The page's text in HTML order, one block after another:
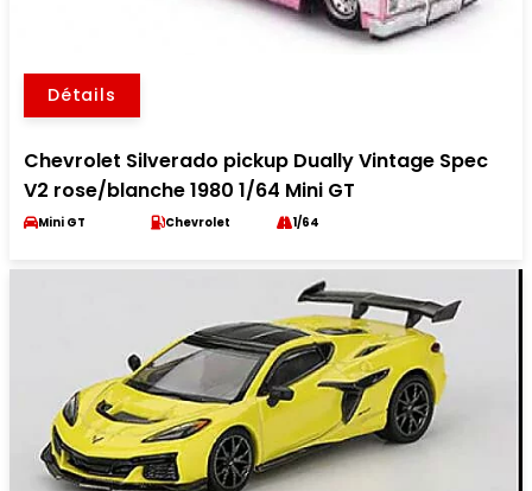
Détails
Chevrolet Silverado pickup Dually Vintage Spec
V2 rose/blanche 1980 1/64 Mini GT
Mini GT Chevrolet 1/64